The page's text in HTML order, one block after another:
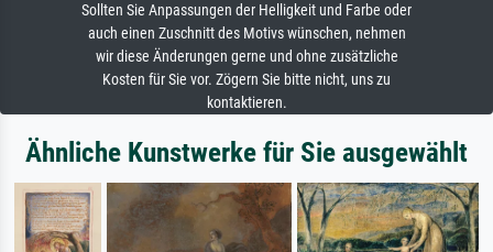
Sollten Sie Anpassungen der Helligkeit und Farbe oder
auch einen Zuschnitt des Motivs wünschen, nehmen
wir diese Änderungen gerne und ohne zusätzliche
Kosten für Sie vor. Zögern Sie bitte nicht, uns zu
kontaktieren.
Ähnliche Kunstwerke für Sie ausgewählt